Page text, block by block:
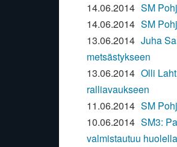
14.06.2014 SM
14.06.2014 SM
13.06.2014 Juha
metsästykseen
13.06.2014 Olli
ralliavaukseen
11.06.2014 SM
10.06.2014 SM3:
valmistautuu huolella